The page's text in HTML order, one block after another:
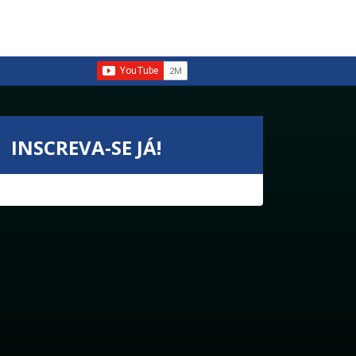
INSCREVA-SE JÁ!